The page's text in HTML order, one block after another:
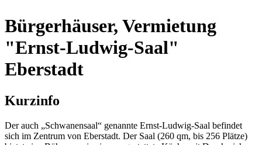
Bürgerhäuser, Vermietung
"Ernst-Ludwig-Saal"
Eberstadt
Kurzinfo
Der auch „Schwanensaal“ genannte Ernst-Ludwig-Saal befindet
sich im Zentrum von Eberstadt. Der Saal (260 qm, bis 256 Plätze)